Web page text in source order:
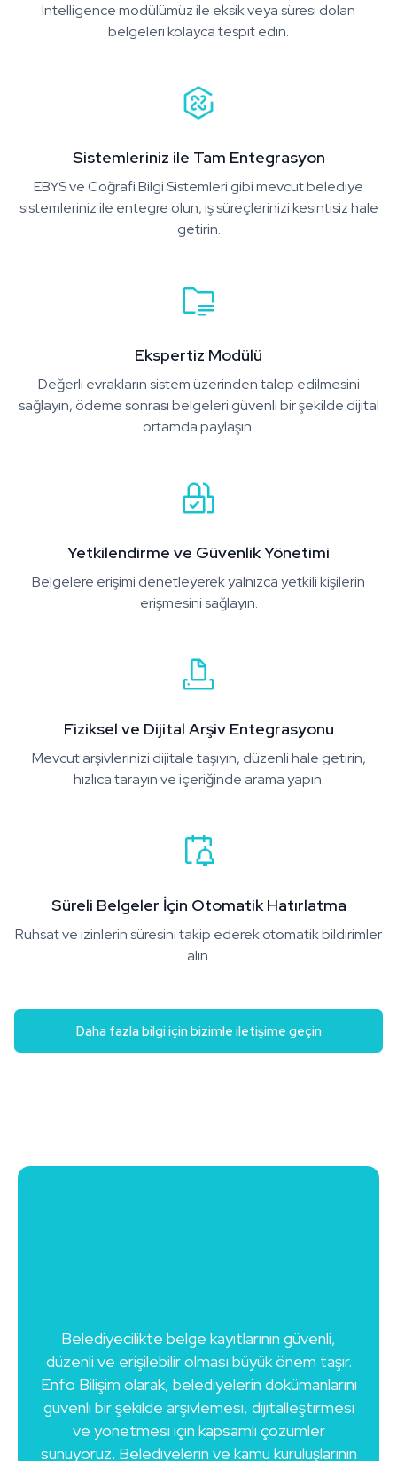
Intelligence modülümüz ile eksik veya süresi dolan
belgeleri kolayca tespit edin.
Sistemleriniz ile Tam Entegrasyon
EBYS ve Coğrafi Bilgi Sistemleri gibi mevcut belediye
sistemleriniz ile entegre olun, iş süreçlerinizi kesintisiz hale
getirin.
Ekspertiz Modülü
Değerli evrakların sistem üzerinden talep edilmesini
sağlayın, ödeme sonrası belgeleri güvenli bir şekilde dijital
ortamda paylaşın.
Yetkilendirme ve Güvenlik Yönetimi
Belgelere erişimi denetleyerek yalnızca yetkili kişilerin
erişmesini sağlayın.
Fiziksel ve Dijital Arşiv Entegrasyonu
Mevcut arşivlerinizi dijitale taşıyın, düzenli hale getirin,
hızlıca tarayın ve içeriğinde arama yapın.
Süreli Belgeler İçin Otomatik Hatırlatma
Ruhsat ve izinlerin süresini takip ederek otomatik bildirimler
alın.
Daha fazla bilgi için bizimle iletişime geçin
Belediyecilikte belge kayıtlarının güvenli,
düzenli ve erişilebilir olması büyük önem taşır.
Enfo Bilişim olarak, belediyelerin dokümanlarını
güvenli bir şekilde arşivlemesi, dijitalleştirmesi
ve yönetmesi için kapsamlı çözümler
sunuyoruz. Belediyelerin ve kamu kuruluşlarının